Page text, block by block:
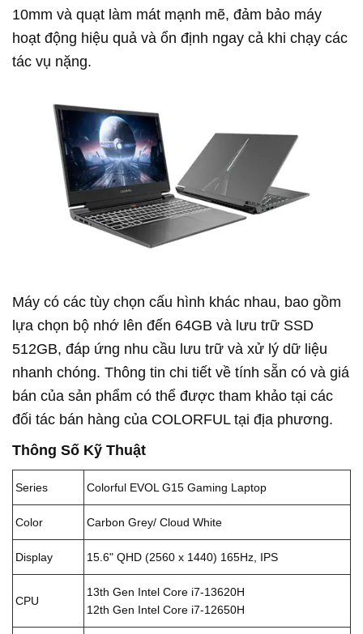
10mm và quạt làm mát mạnh mẽ, đảm bảo máy
hoạt động hiệu quả và ổn định ngay cả khi chạy các
tác vụ nặng.
Máy có các tùy chọn cấu hình khác nhau, bao gồm
lựa chọn bộ nhớ lên đến 64GB và lưu trữ SSD
512GB, đáp ứng nhu cầu lưu trữ và xử lý dữ liệu
nhanh chóng. Thông tin chi tiết về tính sẵn có và giá
bán của sản phẩm có thể được tham khảo tại các
đối tác bán hàng của COLORFUL tại địa phương.
Thông Số Kỹ Thuật
Series Colorful EVOL G15 Gaming Laptop
Color Carbon Grey/ Cloud White
Display 15.6" QHD (2560 x 1440) 165Hz, IPS
CPU
13th Gen Intel Core i7-13620H
12th Gen Intel Core i7-12650H